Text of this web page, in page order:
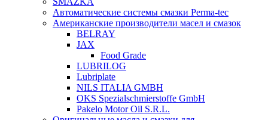
Автоматические системы смазки Perma-tec
Американские производители масел и смазок
BELRAY
JAX
Food Grade
LUBRILOG
Lubriplate
NILS ITALIA GMBH
OKS Spezialschmierstoffe GmbH
Pakelo Motor Oil S.R.L.